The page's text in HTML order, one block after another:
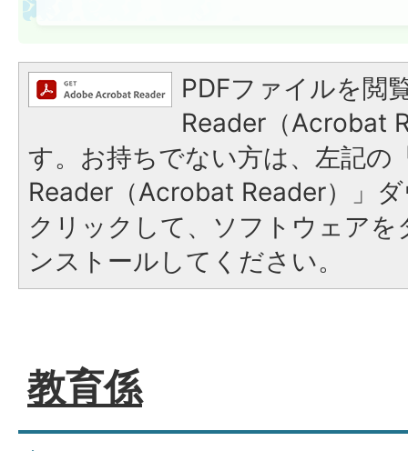
PDFファイルを閲
Reader（Acrobat
す。お持ちでない方は、左記の
Reader（Acrobat Reader）」
クリックして、ソフトウェア
ンストールしてください。
教育係